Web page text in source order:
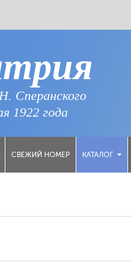
Сперанского
1922 года
СВЕЖИЙ НОМЕР КАТАЛОГ